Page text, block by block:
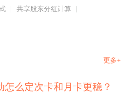
共享股东分红计算
更多+
怎么定次卡和月卡更稳？